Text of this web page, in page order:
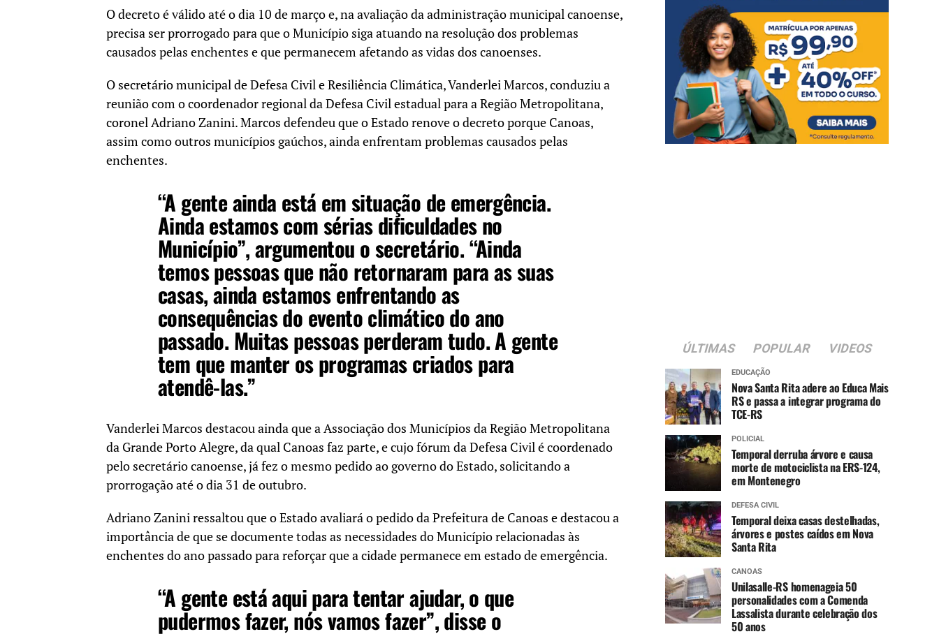
O decreto é válido até o dia 10 de março e, na avaliação da administração municipal canoense,
precisa ser prorrogado para que o Município siga atuando na resolução dos problemas
causados pelas enchentes e que permanecem afetando as vidas dos canoenses.
O secretário municipal de Defesa Civil e Resiliência Climática, Vanderlei Marcos, conduziu a
reunião com o coordenador regional da Defesa Civil estadual para a Região Metropolitana,
coronel Adriano Zanini. Marcos defendeu que o Estado renove o decreto porque Canoas,
assim como outros municípios gaúchos, ainda enfrentam problemas causados pelas
enchentes.
“A gente ainda está em situação de emergência.
Ainda estamos com sérias dificuldades no
Município”, argumentou o secretário. “Ainda
temos pessoas que não retornaram para as suas
casas, ainda estamos enfrentando as
consequências do evento climático do ano
passado. Muitas pessoas perderam tudo. A gente
tem que manter os programas criados para
atendê-las.”
Vanderlei Marcos destacou ainda que a Associação dos Municípios da Região Metropolitana
da Grande Porto Alegre, da qual Canoas faz parte, e cujo fórum da Defesa Civil é coordenado
pelo secretário canoense, já fez o mesmo pedido ao governo do Estado, solicitando a
prorrogação até o dia 31 de outubro.
Adriano Zanini ressaltou que o Estado avaliará o pedido da Prefeitura de Canoas e destacou a
importância de que se documente todas as necessidades do Município relacionadas às
enchentes do ano passado para reforçar que a cidade permanece em estado de emergência.
“A gente está aqui para tentar ajudar, o que
pudermos fazer, nós vamos fazer”, disse o
ÚLTIMAS POPULAR VIDEOS
EDUCAÇÃO
Nova Santa Rita adere ao Educa Mais
RS e passa a integrar programa do
TCE-RS
POLICIAL
Temporal derruba árvore e causa
morte de motociclista na ERS-124,
em Montenegro
DEFESA CIVIL
Temporal deixa casas destelhadas,
árvores e postes caídos em Nova
Santa Rita
CANOAS
Unilasalle-RS homenageia 50
personalidades com a Comenda
Lassalista durante celebração dos
50 anos